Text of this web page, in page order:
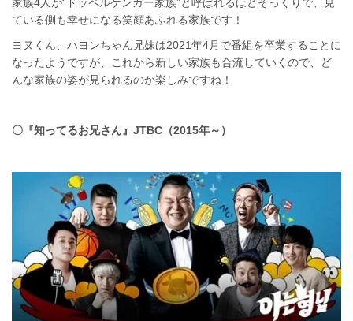
家族4人が“ドッペルゲンガー家族”と呼ばれるほどそっくりで、見
ている側も幸せになる笑顔あふれる家族です！
ヨヌくん、ハヨンちゃん兄妹は2021年4月で番組を卒業することに
なったようですが、これから新しい家族も合流していくので、ど
んな家族の姿が見られるのか楽しみですね！
〇『知ってるお兄さん』JTBC（2015年～）